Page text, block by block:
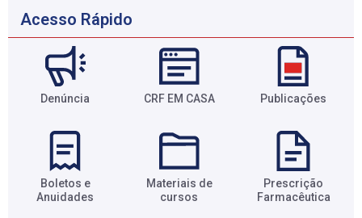
Acesso Rápido
Denúncia CRF EM CASA Publicações
Boletos e
Anuidades​
Materiais de
cursos​
Prescrição
Farmacêutica​